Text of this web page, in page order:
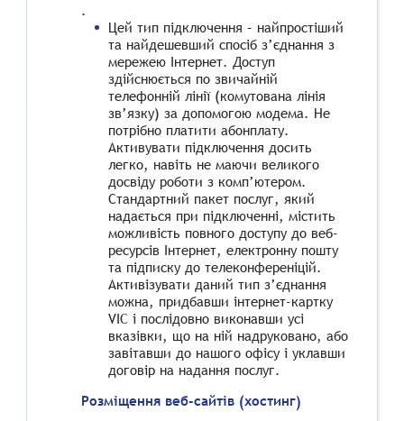
.
Цей тип підключення – найпростіший
та найдешевший спосіб з’єднання з
мережею Інтернет. Доступ
здійснюється по звичайній
телефонній лінії (комутована лінія
зв’язку) за допомогою модема. Не
потрібно платити абонплату.
Активувати підключення досить
легко, навіть не маючи великого
досвіду роботи з комп’ютером.
Стандартний пакет послуг, який
надається при підключенні, містить
можливість повного доступу до веб-
ресурсів Інтернет, електронну пошту
та підписку до телеконференіцій.
Активізувати даний тип з’єднання
можна, придбавши інтернет-картку
VIC і послідовно виконавши усі
вказівки, що на ній надруковано, або
завітавши до нашого офісу і уклавши
договір на надання послуг.
Розміщення веб-сайтів (хостинг)